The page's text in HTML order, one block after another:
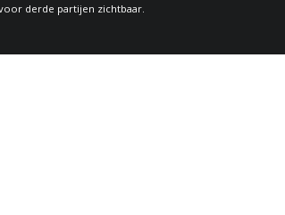
derde partijen zichtbaar.